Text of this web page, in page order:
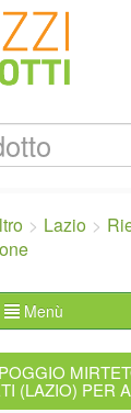
Lazio
Menù
(LAZIO) PER